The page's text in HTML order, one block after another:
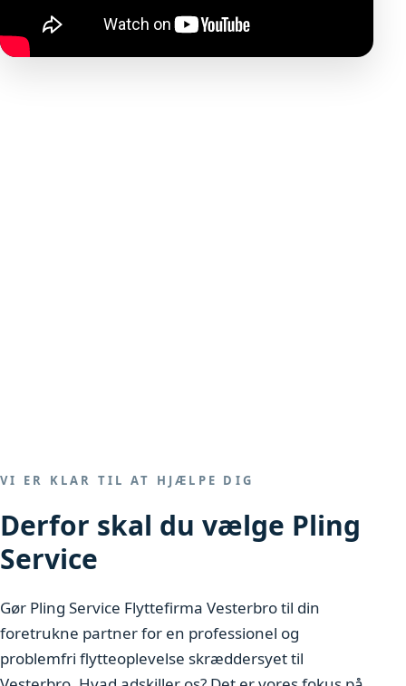
VI ER KLAR TIL AT HJÆLPE DIG
Derfor skal du vælge Pling
Service
Gør Pling Service Flyttefirma Vesterbro til din
foretrukne partner for en professionel og
problemfri flytteoplevelse skræddersyet til